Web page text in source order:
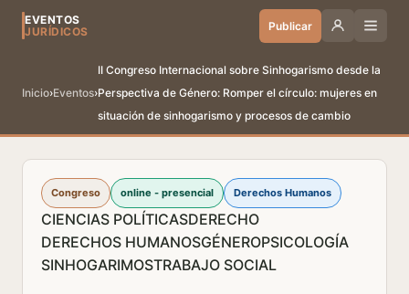
EVENTOS
JURÍDICOS
Publicar
Inicio›Eventos›
II Congreso Internacional sobre Sinhogarismo desde la
Perspectiva de Género: Romper el círculo: mujeres en
situación de sinhogarismo y procesos de cambio
Congreso online - presencial Derechos Humanos
CIENCIAS POLÍTICASDERECHO
DERECHOS HUMANOSGÉNEROPSICOLOGÍA
SINHOGARIMOSTRABAJO SOCIAL